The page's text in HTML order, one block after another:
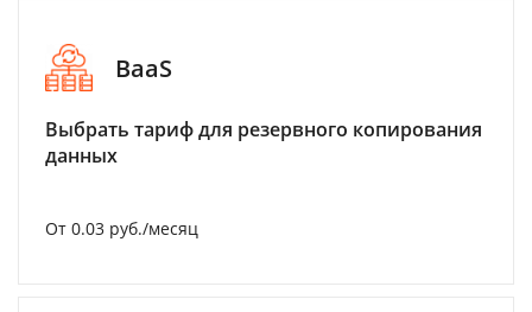
BaaS
Выбрать тариф для резервного копирования
данных
От 0.03 руб./месяц